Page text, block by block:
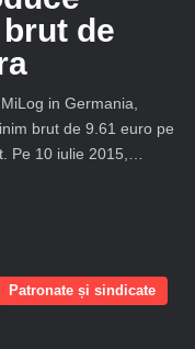
de
in Germania,
brut de 9.61 euro pe
Pe 10 iulie 2015,…
Patronate și sindicate